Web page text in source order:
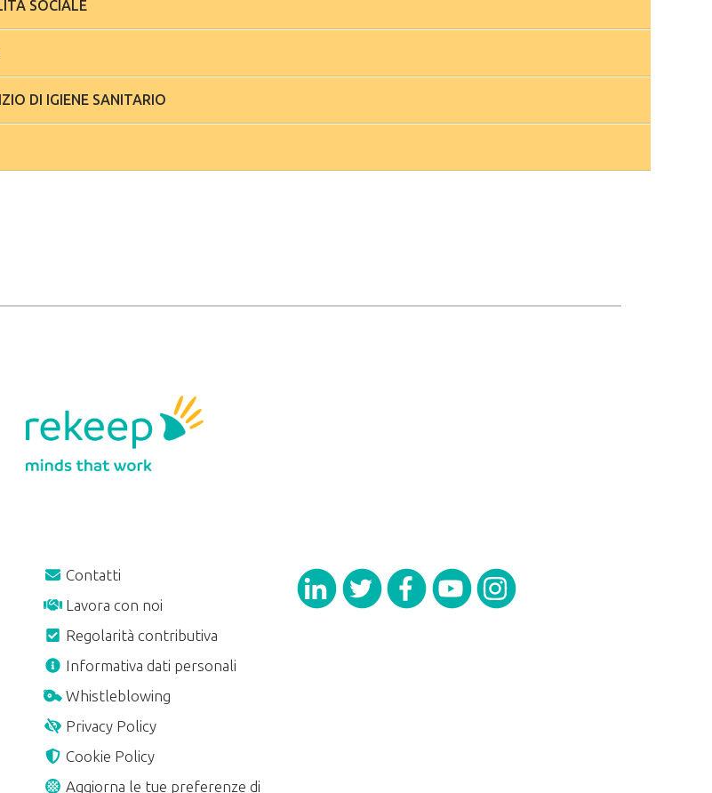
GESTIONE PER LA RESPONSABILITÀ SOCIALE
CARBON FOOTPRINT DEL SERVIZIO DI IGIENE SANITARIO
Contatti
Lavora con noi
Regolarità contributiva
Informativa dati personali
Whistleblowing
Privacy Policy
Cookie Policy
Aggiorna le tue preferenze di